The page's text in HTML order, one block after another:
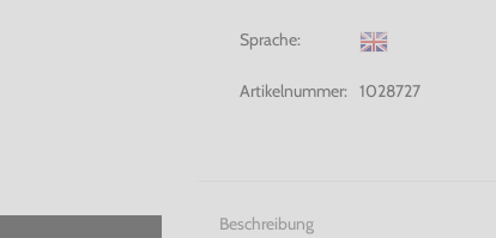
Sprache:
Artikelnummer:
1028727
Beschreibung